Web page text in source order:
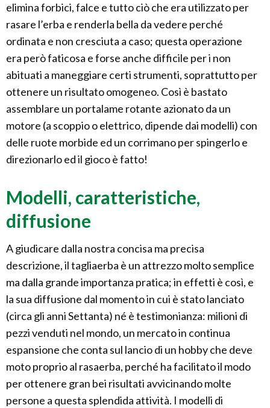
elimina forbici, falce e tutto ciò che era utilizzato per
rasare l’erba e renderla bella da vedere perché
ordinata e non cresciuta a caso; questa operazione
era però faticosa e forse anche difficile per i non
abituati a maneggiare certi strumenti, soprattutto per
ottenere un risultato omogeneo. Così è bastato
assemblare un portalame rotante azionato da un
motore (a scoppio o elettrico, dipende dai modelli) con
delle ruote morbide ed un corrimano per spingerlo e
direzionarlo ed il gioco è fatto!
Modelli, caratteristiche,
diffusione
A giudicare dalla nostra concisa ma precisa
descrizione, il tagliaerba è un attrezzo molto semplice
ma dalla grande importanza pratica; in effetti è così, e
la sua diffusione dal momento in cui è stato lanciato
(circa gli anni Settanta) né è testimonianza: milioni di
pezzi venduti nel mondo, un mercato in continua
espansione che conta sul lancio di un hobby che deve
moto proprio al rasaerba, perché ha facilitato il modo
per ottenere gran bei risultati avvicinando molte
persone a questa splendida attività. I modelli di